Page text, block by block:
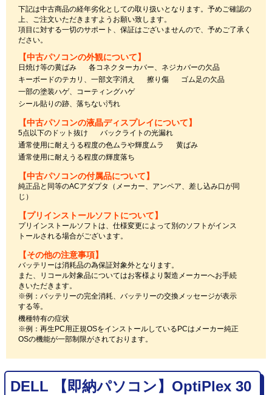
下記は中古商品の経年劣化としての取り扱いとなります。予めご確認の
上、ご注文いただきますようお願い致します。
項目に対する一切のサポート、保証はございませんので、予めご了承く
ださい。
【中古パソコンの外観について】
日焼け等の黄ばみ
各コネクターカバー、ネジカバーの欠品
キーボードのテカリ、一部文字消え
擦り傷
ゴム足の欠品
一部の塗装ハゲ、コーティングハゲ
シール貼りの跡、落ちない汚れ
【中古パソコンの液晶ディスプレイについて】
5点以下のドット抜け
バックライトの光漏れ
通常使用に耐えうる程度の色ムラや輝度ムラ
黄ばみ
通常使用に耐えうる程度の輝度落ち
【中古パソコンの付属品について】
純正品と同等のACアダプタ（メーカー、アンペア、差し込み口が同
じ）
【プリインストールソフトについて】
プリインストールソフトは、仕様変更によって別のソフトがインス
トールされる場合がございます。
【その他の注意事項】
バッテリーは消耗品の為保証対象外となります。
また、リコール対象品についてはお客様より製造メーカーへお手続
きいただきます。
※例：バッテリーの完全消耗、バッテリーの交換メッセージが表示
する等。
機種特有の症状
※例：再生PC用正規OSをインストールしているPCはメーカー純正
OSの機能が一部制限がされております。
DELL 【即納パソコン】OptiPlex 30